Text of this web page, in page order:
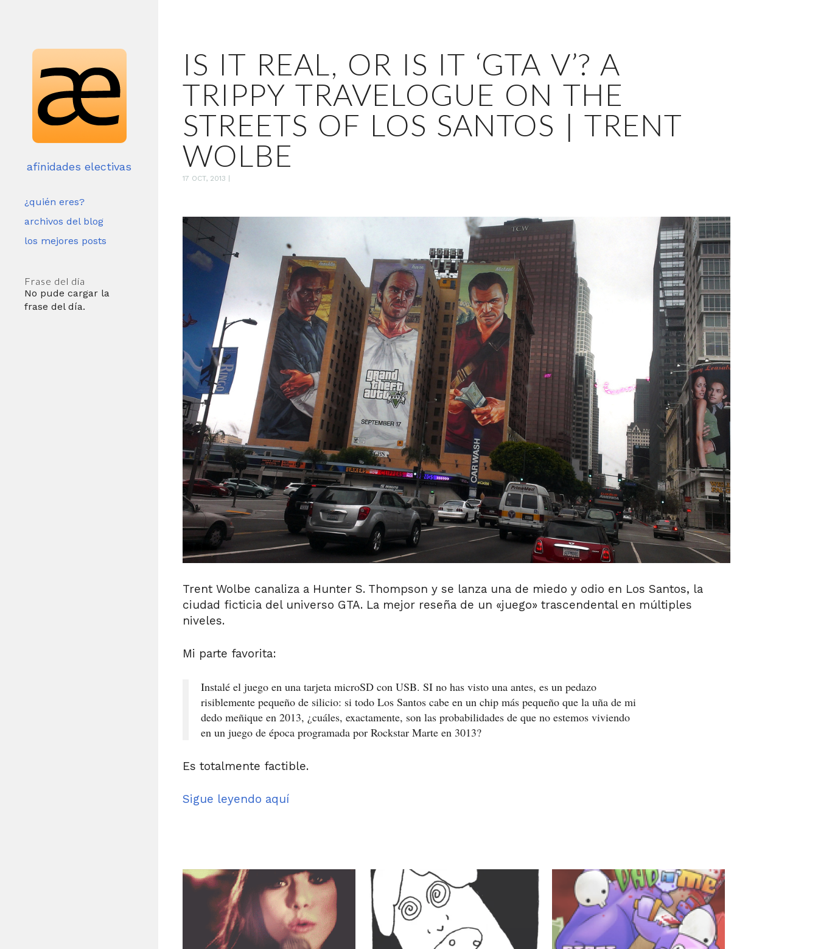
afinidades electivas
¿quién eres?
archivos del blog
los mejores posts
Frase del día
No pude cargar la
frase del día.
IS IT REAL, OR IS IT ‘GTA V’? A
TRIPPY TRAVELOGUE ON THE
STREETS OF LOS SANTOS | TRENT
WOLBE
17 OCT, 2013
Trent Wolbe canaliza a Hunter S. Thompson y se lanza una de miedo y odio en Los Santos, la
ciudad ficticia del universo GTA. La mejor reseña de un «juego» trascendental en múltiples
niveles.
Mi parte favorita:
Instalé el juego en una tarjeta microSD con USB. SI no has visto una antes, es un pedazo
risiblemente pequeño de silicio: si todo Los Santos cabe en un chip más pequeño que la uña de mi
dedo meñique en 2013, ¿cuáles, exactamente, son las probabilidades de que no estemos viviendo
en un juego de época programada por Rockstar Marte en 3013?
Es totalmente factible.
Sigue leyendo aquí